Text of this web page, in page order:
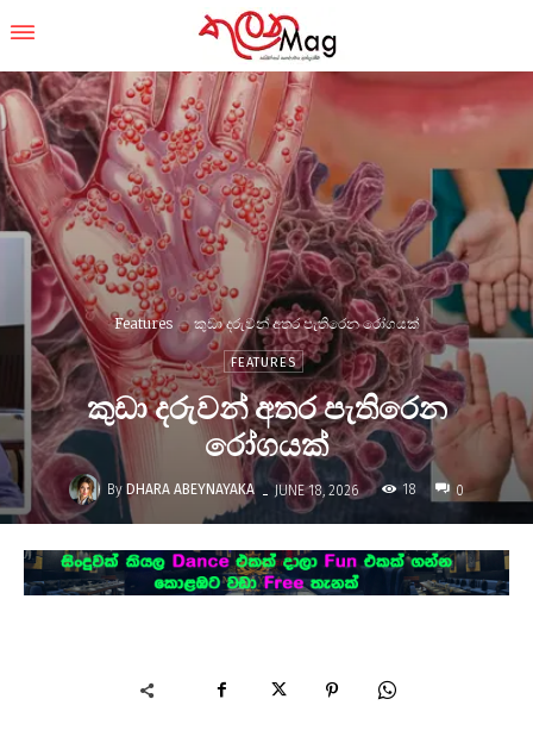
Features කුඩා දරුවන් අතර පැතිරෙන රෝගයක්
FEATURES
කුඩා දරුවන් අතර පැතිරෙන
රෝගයක්
By DHARA ABEYNAYAKA - JUNE 18, 2026 18 0